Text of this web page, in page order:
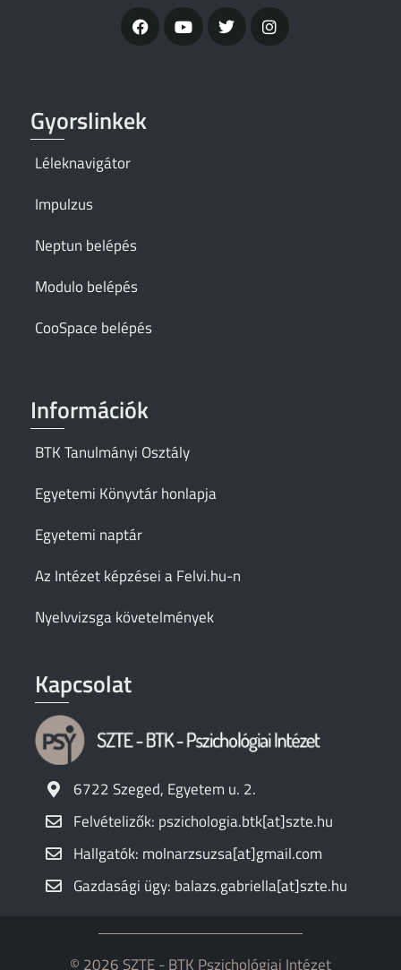
Gyorslinkek
Léleknavigátor
Impulzus
Neptun belépés
Modulo belépés
CooSpace belépés
Információk
BTK Tanulmányi Osztály
Egyetemi Könyvtár honlapja
Egyetemi naptár
Az Intézet képzései a Felvi.hu-n
Nyelvvizsga követelmények
Kapcsolat
6722 Szeged, Egyetem u. 2.
Felvételizők: pszichologia.btk[at]szte.hu
Hallgatók: molnarzsuzsa[at]gmail.com
Gazdasági ügy: balazs.gabriella[at]szte.hu
© 2026 SZTE - BTK Pszichológiai Intézet